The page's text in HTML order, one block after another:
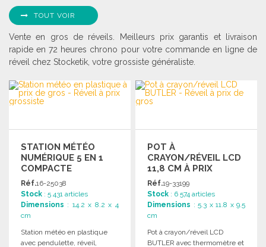
TOUT VOIR
Vente en gros de réveils. Meilleurs prix garantis et livraison
rapide en 72 heures chrono pour votre commande en ligne de
réveil chez Stocketik, votre grossiste généraliste.
STATION MÉTÉO
NUMÉRIQUE 5 EN 1
COMPACTE
Réf.16-25038
Stock : 5 431 articles
Dimensions : 14.2 x 8.2 x 4
cm
Station météo en plastique
avec pendulette, réveil,
POT À
CRAYON/RÉVEIL LCD
11,8 CM À PRIX
GROSSISTE
Réf.19-33199
Stock : 6 574 articles
Dimensions : 5.3 x 11.8 x 9.5
cm
Pot à crayon/réveil LCD
BUTLER avec thermomètre et